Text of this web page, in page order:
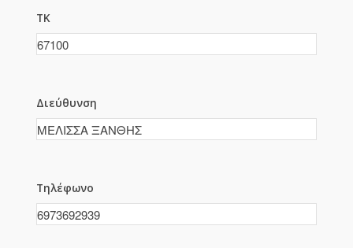
ΤΚ
Διεύθυνση
Τηλέφωνο